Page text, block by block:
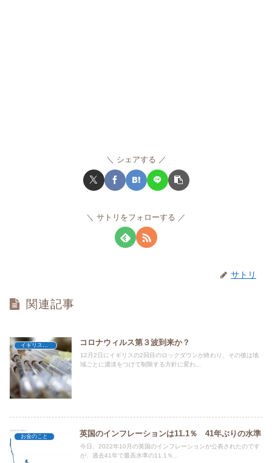
シェアする
サトリをフォローする
サトリ
関連記事
イギリス暮らし コロナウィルス第３波到来か？
12月2日にイギリスの2回目のロックダウンが終わり、その後は地
域ごとに濃淡をつけて制限する方針に変わ...
お金のこと 英国のインフレーションは11.1％ 41年ぶりの水準
今日、2022年10月の英国のインフレーションが公表されたのです
が、過去41年で最高水準の11.1％...